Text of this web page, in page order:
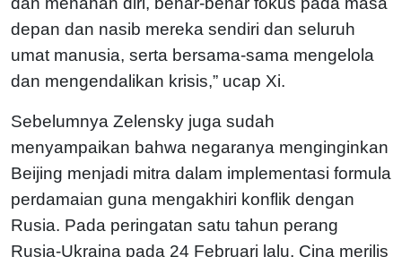
depan dan nasib mereka sendiri dan seluruh
umat manusia, serta bersama-sama mengelola
dan mengendalikan krisis,” ucap Xi.
Sebelumnya Zelensky juga sudah
menyampaikan bahwa negaranya menginginkan
Beijing menjadi mitra dalam implementasi formula
perdamaian guna mengakhiri konflik dengan
Rusia. Pada peringatan satu tahun perang
Rusia-Ukraina pada 24 Februari lalu, Cina merilis